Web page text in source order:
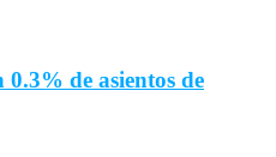
0.3% de asientos de